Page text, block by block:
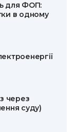
для ФОП:
в одному
через
суду)